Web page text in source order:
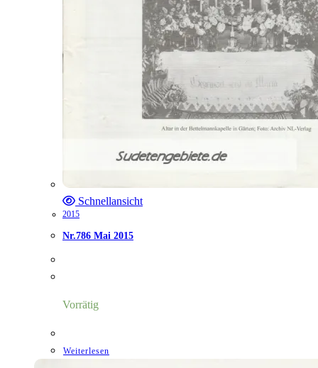
Schnellansicht
2015
Nr.786 Mai 2015
Vorrätig
Weiterlesen